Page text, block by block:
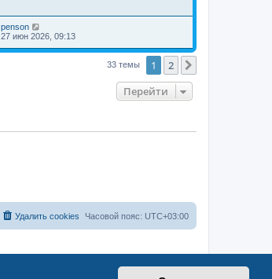
penson
27 июн 2026, 09:13
33 темы 1 2
Перейти
Часовой пояс: UTC+03:00
Удалить cookies